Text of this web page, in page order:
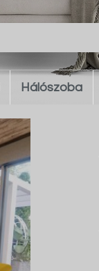
Hálószoba